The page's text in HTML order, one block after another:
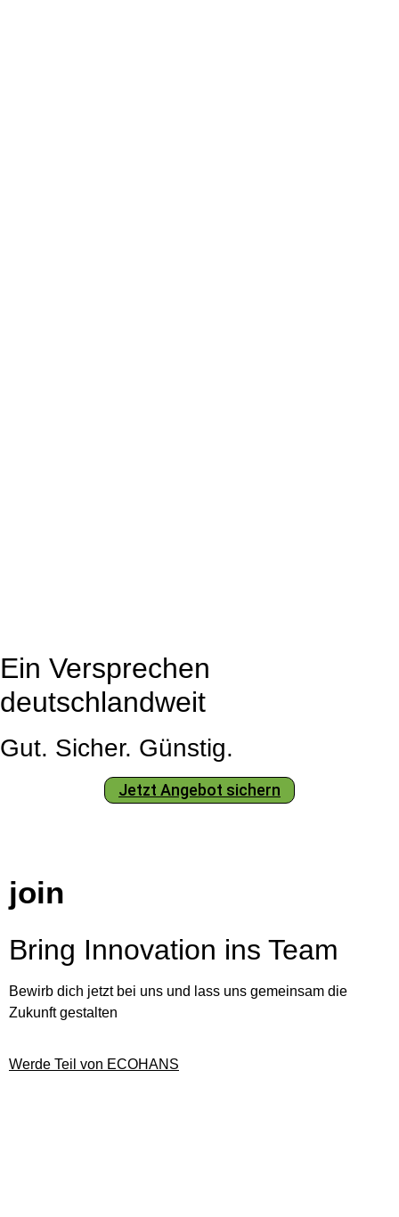
Ein Versprechen
deutschlandweit
Gut. Sicher. Günstig.
Jetzt Angebot sichern
join
Bring Innovation ins Team
Bewirb dich jetzt bei uns und lass uns gemeinsam die
Zukunft gestalten
Werde Teil von ECOHANS